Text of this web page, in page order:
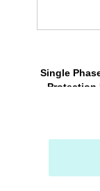
Single
Protection
กระแสไฟฟ้
ป้องกัน